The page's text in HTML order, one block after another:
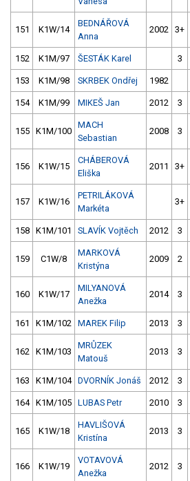
151 K1W/14
BEDNÁŘOVÁ
Anna
2002 3+
152 K1M/97 ŠESTÁK Karel 3
153 K1M/98 SKRBEK Ondřej 1982
154 K1M/99 MIKEŠ Jan 2012 3
155 K1M/100
MACH
Sebastian
2008 3
156 K1W/15
CHÁBEROVÁ
Eliška
2011 3+
157 K1W/16
PETRILÁKOVÁ
Markéta
3+
158 K1M/101 SLAVÍK Vojtěch 2012 3
159 C1W/8
MARKOVÁ
Kristýna
2009 2
160 K1W/17
MILYANOVÁ
Anežka
2014 3
161 K1M/102 MAREK Filip 2013 3
162 K1M/103
MRŮZEK
Matouš
2013 3
163 K1M/104 DVORNÍK Jonáš 2012 3
164 K1M/105 LUBAS Petr 2010 3
165 K1W/18
HAVLIŠOVÁ
Kristína
2013 3
166 K1W/19
VOTAVOVÁ
Anežka
2012 3